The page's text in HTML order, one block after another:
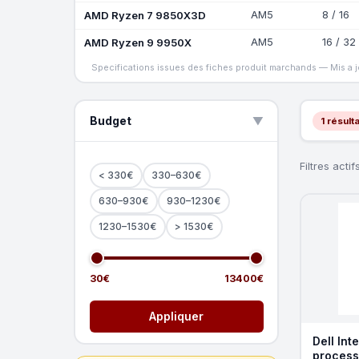
AMD Ryzen 7 9850X3D AM5 8 / 16
AMD Ryzen 9 9950X AM5 16 / 32
Specifications issues des fiches produit marchands — Mis a
Budget ▲
< 330€ 330–630€
630–930€ 930–1230€
1230–1530€ > 1530€
30€ 13400€
Appliquer
1
Filtres
Dell